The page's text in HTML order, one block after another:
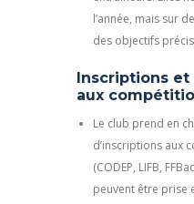
l’année, mais sur
des objectifs
Inscriptions
aux
Le club prend en
d’inscriptions aux
(CODEP, LIFB,
peuvent être prise